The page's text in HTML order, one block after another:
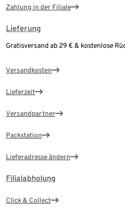
Zahlung in der Filiale
Lieferung
Gratisversand ab 29 € & kostenlose
Versandkosten
Lieferzeit
Versandpartner
Packstation
Lieferadresse ändern
Filialabholung
Click & Collect